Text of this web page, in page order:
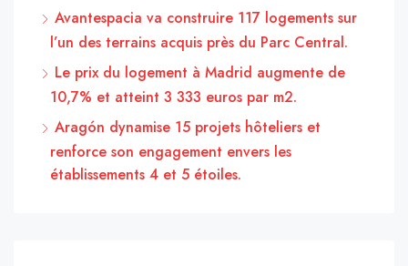
Avantespacia va construire 117 logements sur
l’un des terrains acquis près du Parc Central.
Le prix du logement à Madrid augmente de
10,7% et atteint 3 333 euros par m2.
Aragón dynamise 15 projets hôteliers et
renforce son engagement envers les
établissements 4 et 5 étoiles.